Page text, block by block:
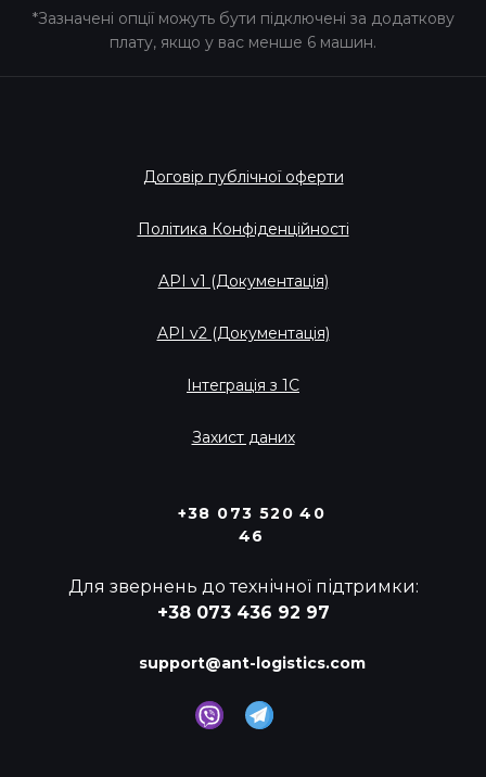
*Зазначені опції можуть бути підключені за додаткову
плату, якщо у вас менше 6 машин.
Договір публічної оферти
Політика Конфіденційності
API v1 (Документація)
API v2 (Документація)
Інтеграція з 1С
Захист даних
+38 073 520 40
46
Для звернень до технічної підтримки:
+38 073 436 92 97
support@ant-logistics.com